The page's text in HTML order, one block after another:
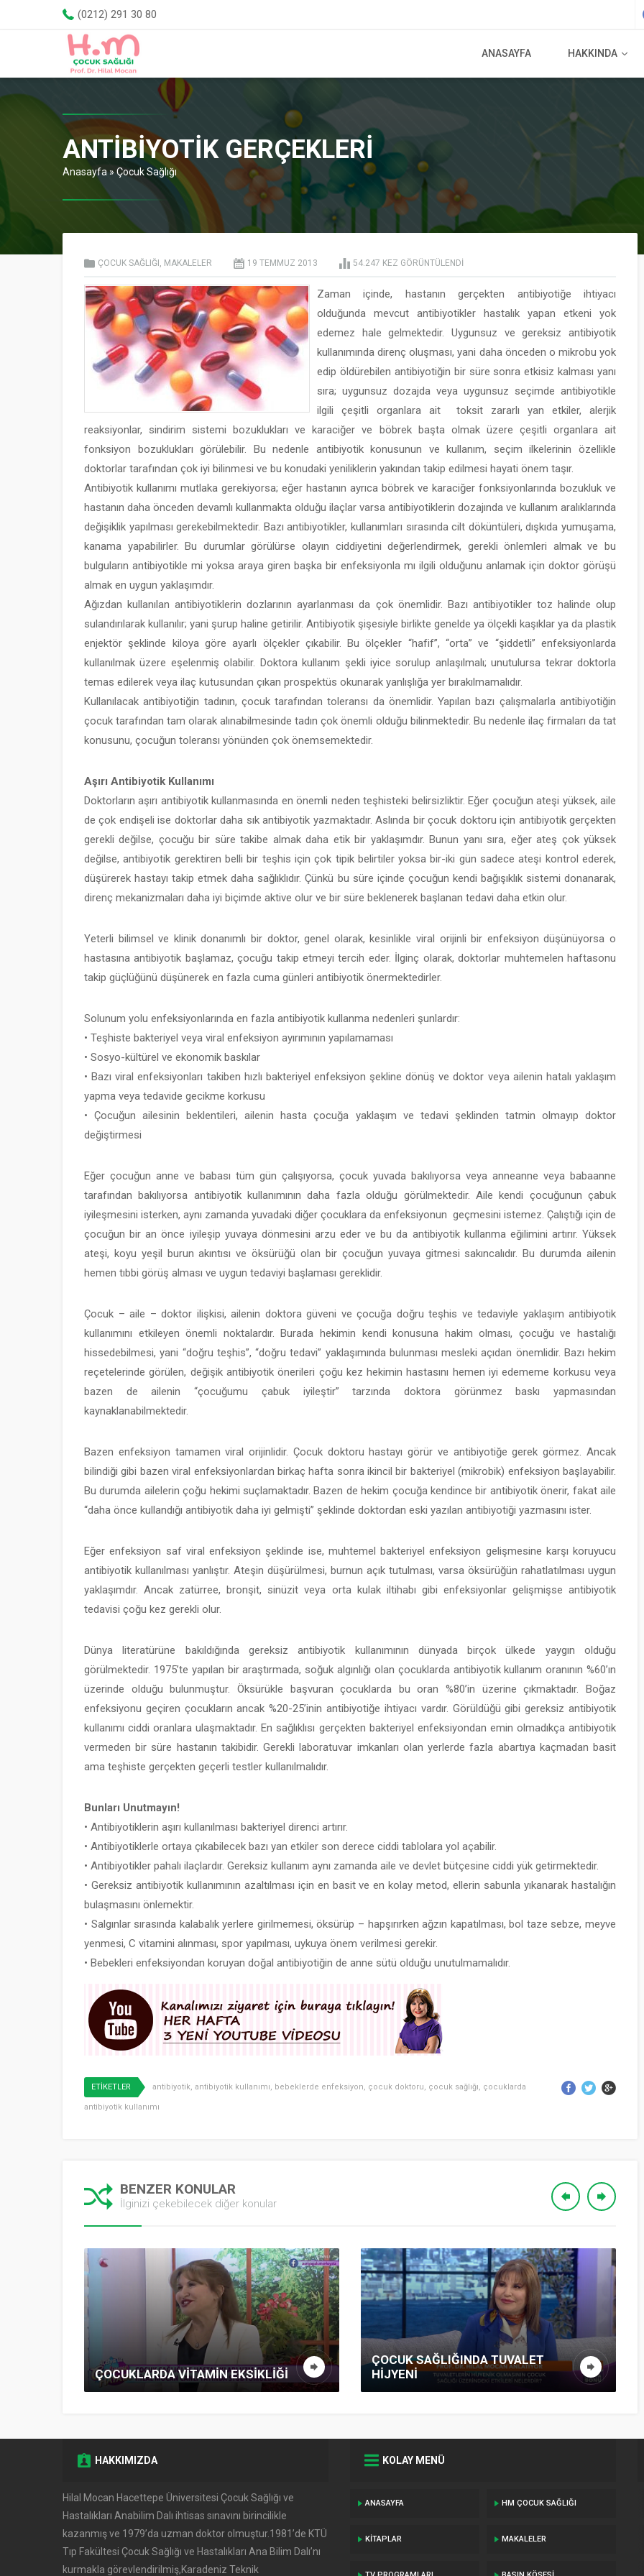
(0212) 291 30 80
ANASAYFA HAKKINDA
ANTIBIYOTIK GERÇEKLERI
Anasayfa»Çocuk Sağlığı
ÇOCUK SAĞLIĞI , MAKALELER 19 TEMMUZ 2013 54.247 KEZ GÖRÜNTÜLENDI
Zaman içinde, hastanın gerçekten antibiyotiğe ihtiyacı
olduğunda mevcut antibiyotikler hastalık yapan etkeni yok
edemez hale gelmektedir. Uygunsuz ve gereksiz antibiyotik
kullanımında direnç oluşması, yani daha önceden o mikrobu yok
edip öldürebilen antibiyotiğin bir süre sonra etkisiz kalması yanı
sıra; uygunsuz dozajda veya uygunsuz seçimde antibiyotikle
ilgili çeşitli organlara ait toksit zararlı yan etkiler, alerjik
reaksiyonlar, sindirim sistemi bozuklukları ve karaciğer ve böbrek başta olmak üzere çeşitli organlara ait
fonksiyon bozuklukları görülebilir. Bu nedenle antibiyotik konusunun ve kullanım, seçim ilkelerinin özellikle
doktorlar tarafından çok iyi bilinmesi ve bu konudaki yeniliklerin yakından takip edilmesi hayati önem taşır.
Antibiyotik kullanımı mutlaka gerekiyorsa; eğer hastanın ayrıca böbrek ve karaciğer fonksiyonlarında bozukluk ve
hastanın daha önceden devamlı kullanmakta olduğu ilaçlar varsa antibiyotiklerin dozajında ve kullanım aralıklarında
değişiklik yapılması gerekebilmektedir. Bazı antibiyotikler, kullanımları sırasında cilt döküntüleri, dışkıda yumuşama,
kanama yapabilirler. Bu durumlar görülürse olayın ciddiyetini değerlendirmek, gerekli önlemleri almak ve bu
bulguların antibiyotikle mi yoksa araya giren başka bir enfeksiyonla mı ilgili olduğunu anlamak için doktor görüşü
almak en uygun yaklaşımdır.
Ağızdan kullanılan antibiyotiklerin dozlarının ayarlanması da çok önemlidir. Bazı antibiyotikler toz halinde olup
sulandırılarak kullanılır; yani şurup haline getirilir. Antibiyotik şişesiyle birlikte genelde ya ölçekli kaşıklar ya da plastik
enjektör şeklinde kiloya göre ayarlı ölçekler çıkabilir. Bu ölçekler “hafif”, “orta” ve “şiddetli” enfeksiyonlarda
kullanılmak üzere eşelenmiş olabilir. Doktora kullanım şekli iyice sorulup anlaşılmalı; unutulursa tekrar doktorla
temas edilerek veya ilaç kutusundan çıkan prospektüs okunarak yanlışlığa yer bırakılmamalıdır.
Kullanılacak antibiyotiğin tadının, çocuk tarafından toleransı da önemlidir. Yapılan bazı çalışmalarla antibiyotiğin
çocuk tarafından tam olarak alınabilmesinde tadın çok önemli olduğu bilinmektedir. Bu nedenle ilaç firmaları da tat
konusunu, çocuğun toleransı yönünden çok önemsemektedir.
Aşırı Antibiyotik Kullanımı
Doktorların aşırı antibiyotik kullanmasında en önemli neden teşhisteki belirsizliktir. Eğer çocuğun ateşi yüksek, aile
de çok endişeli ise doktorlar daha sık antibiyotik yazmaktadır. Aslında bir çocuk doktoru için antibiyotik gerçekten
gerekli değilse, çocuğu bir süre takibe almak daha etik bir yaklaşımdır. Bunun yanı sıra, eğer ateş çok yüksek
değilse, antibiyotik gerektiren belli bir teşhis için çok tipik belirtiler yoksa bir-iki gün sadece ateşi kontrol ederek,
düşürerek hastayı takip etmek daha sağlıklıdır. Çünkü bu süre içinde çocuğun kendi bağışıklık sistemi donanarak,
direnç mekanizmaları daha iyi biçimde aktive olur ve bir süre beklenerek başlanan tedavi daha etkin olur.
Yeterli bilimsel ve klinik donanımlı bir doktor, genel olarak, kesinlikle viral orijinli bir enfeksiyon düşünüyorsa o
hastasına antibiyotik başlamaz, çocuğu takip etmeyi tercih eder. İlginç olarak, doktorlar muhtemelen haftasonu
takip güçlüğünü düşünerek en fazla cuma günleri antibiyotik önermektedirler.
Solunum yolu enfeksiyonlarında en fazla antibiyotik kullanma nedenleri şunlardır:
• Teşhiste bakteriyel veya viral enfeksiyon ayırımının yapılamaması
• Sosyo-kültürel ve ekonomik baskılar
• Bazı viral enfeksiyonları takiben hızlı bakteriyel enfeksiyon şekline dönüş ve doktor veya ailenin hatalı yaklaşım
yapma veya tedavide gecikme korkusu
• Çocuğun ailesinin beklentileri, ailenin hasta çocuğa yaklaşım ve tedavi şeklinden tatmin olmayıp doktor
değiştirmesi
Eğer çocuğun anne ve babası tüm gün çalışıyorsa, çocuk yuvada bakılıyorsa veya anneanne veya babaanne
tarafından bakılıyorsa antibiyotik kullanımının daha fazla olduğu görülmektedir. Aile kendi çocuğunun çabuk
iyileşmesini isterken, aynı zamanda yuvadaki diğer çocuklara da enfeksiyonun geçmesini istemez. Çalıştığı için de
çocuğun bir an önce iyileşip yuvaya dönmesini arzu eder ve bu da antibiyotik kullanma eğilimini artırır. Yüksek
ateşi, koyu yeşil burun akıntısı ve öksürüğü olan bir çocuğun yuvaya gitmesi sakıncalıdır. Bu durumda ailenin
hemen tıbbi görüş alması ve uygun tedaviyi başlaması gereklidir.
Çocuk – aile – doktor ilişkisi, ailenin doktora güveni ve çocuğa doğru teşhis ve tedaviyle yaklaşım antibiyotik
kullanımını etkileyen önemli noktalardır. Burada hekimin kendi konusuna hakim olması, çocuğu ve hastalığı
hissedebilmesi, yani “doğru teşhis”, “doğru tedavi” yaklaşımında bulunması mesleki açıdan önemlidir. Bazı hekim
reçetelerinde görülen, değişik antibiyotik önerileri çoğu kez hekimin hastasını hemen iyi edememe korkusu veya
bazen de ailenin “çocuğumu çabuk iyileştir” tarzında doktora görünmez baskı yapmasından
kaynaklanabilmektedir.
Bazen enfeksiyon tamamen viral orijinlidir. Çocuk doktoru hastayı görür ve antibiyotiğe gerek görmez. Ancak
bilindiği gibi bazen viral enfeksiyonlardan birkaç hafta sonra ikincil bir bakteriyel (mikrobik) enfeksiyon başlayabilir.
Bu durumda ailelerin çoğu hekimi suçlamaktadır. Bazen de hekim çocuğa kendince bir antibiyotik önerir, fakat aile
“daha önce kullandığı antibiyotik daha iyi gelmişti” şeklinde doktordan eski yazılan antibiyotiği yazmasını ister.
Eğer enfeksiyon saf viral enfeksiyon şeklinde ise, muhtemel bakteriyel enfeksiyon gelişmesine karşı koruyucu
antibiyotik kullanılması yanlıştır. Ateşin düşürülmesi, burnun açık tutulması, varsa öksürüğün rahatlatılması uygun
yaklaşımdır. Ancak zatürree, bronşit, sinüzit veya orta kulak iltihabı gibi enfeksiyonlar gelişmişse antibiyotik
tedavisi çoğu kez gerekli olur.
Dünya literatürüne bakıldığında gereksiz antibiyotik kullanımının dünyada birçok ülkede yaygın olduğu
görülmektedir. 1975’te yapılan bir araştırmada, soğuk algınlığı olan çocuklarda antibiyotik kullanım oranının %60’ın
üzerinde olduğu bulunmuştur. Öksürükle başvuran çocuklarda bu oran %80’in üzerine çıkmaktadır. Boğaz
enfeksiyonu geçiren çocukların ancak %20-25’inin antibiyotiğe ihtiyacı vardır. Görüldüğü gibi gereksiz antibiyotik
kullanımı ciddi oranlara ulaşmaktadır. En sağlıklısı gerçekten bakteriyel enfeksiyondan emin olmadıkça antibiyotik
vermeden bir süre hastanın takibidir. Gerekli laboratuvar imkanları olan yerlerde fazla abartıya kaçmadan basit
ama teşhiste gerçekten geçerli testler kullanılmalıdır.
Bunları Unutmayın!
• Antibiyotiklerin aşırı kullanılması bakteriyel direnci artırır.
• Antibiyotiklerle ortaya çıkabilecek bazı yan etkiler son derece ciddi tablolara yol açabilir.
• Antibiyotikler pahalı ilaçlardır. Gereksiz kullanım aynı zamanda aile ve devlet bütçesine ciddi yük getirmektedir.
• Gereksiz antibiyotik kullanımının azaltılması için en basit ve en kolay metod, ellerin sabunla yıkanarak hastalığın
bulaşmasını önlemektir.
• Salgınlar sırasında kalabalık yerlere girilmemesi, öksürüp – hapşırırken ağzın kapatılması, bol taze sebze, meyve
yenmesi, C vitamini alınması, spor yapılması, uykuya önem verilmesi gerekir.
• Bebekleri enfeksiyondan koruyan doğal antibiyotiğin de anne sütü olduğu unutulmamalıdır.
ETİKETLER antibiyotik, antibiyotik kullanımı, bebeklerde enfeksiyon, çocuk doktoru, çocuk sağlığı, çocuklarda
antibiyotik kullanımı
BENZER KONULAR
İlginizi çekebilecek diğer konular
ÇOCUKLARDA VITAMIN EKSIKLIĞI
ÇOCUK SAĞLIĞINDA TUVALET
HIJYENI
ÇAĞINDA BAŞ VE
BOYUN BÖLGESI
LENF NODU
BÜYÜMELERI
KABIZLIKTA FITIL
NASIL
KULLANILMALI?
HAKKIMIZDA
Hilal Mocan Hacettepe Üniversitesi Çocuk Sağlığı ve
Hastalıkları Anabilim Dalı ihtisas sınavını birincilikle
kazanmış ve 1979’da uzman doktor olmuştur.1981’de KTÜ
Tıp Fakültesi Çocuk Sağlığı ve Hastalıkları Ana Bilim Dalı’nı
kurmakla görevlendirilmiş,Karadeniz Teknik
KOLAY MENÜ
ANASAYFA HM ÇOCUK SAĞLIĞI
KITAPLAR MAKALELER